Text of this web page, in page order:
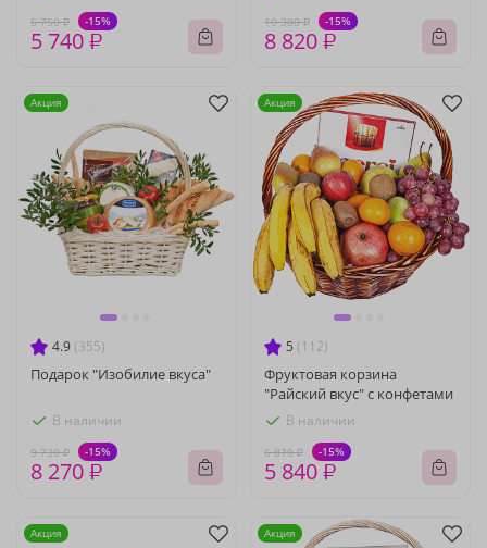
6 750 ₽ -15%
5 740 ₽
10 380 ₽ -15%
8 820 ₽
4.9 (355)
Подарок "Изобилие вкуса"
В наличии
9 730 ₽ -15%
8 270 ₽
Акция
5 (112)
Фруктовая корзина
"Райский вкус" с конфетами
В наличии
6 870 ₽ -15%
5 840 ₽
Акция
Акция Акция